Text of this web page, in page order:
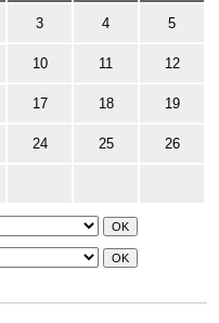
3 4 5
10 11 12
17 18 19
24 25 26